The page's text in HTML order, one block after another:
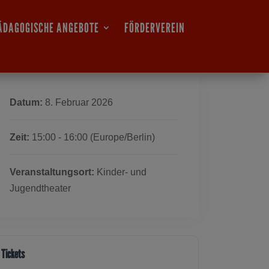
ANGEBOTE FÖRDERVEREIN
Datum: 8. Februar 2026
Zeit: 15:00 - 16:00 (Europe/Berlin)
Veranstaltungsort: Kinder- und
Jugendtheater
Tickets